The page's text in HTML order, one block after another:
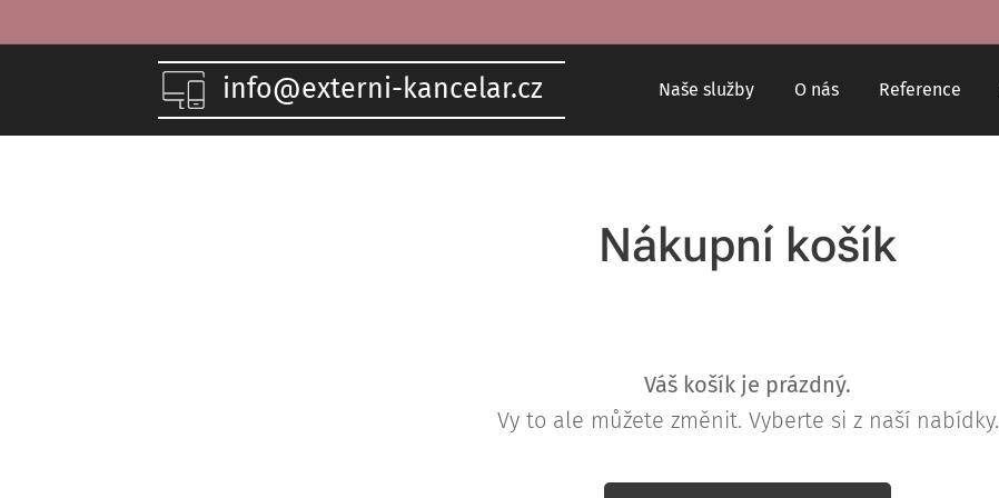
info@externi-kancelar.cz Naše služby O nás Reference
Nákupní košík
Váš košík je prázdný.
Vy to ale můžete změnit. Vyberte si z naší nabídky.